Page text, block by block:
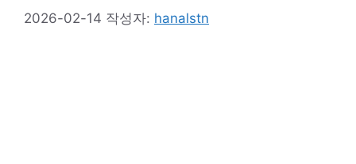
2026-02-14 작성자: hanalstn